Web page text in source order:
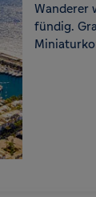
Wanderer
fündig.